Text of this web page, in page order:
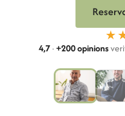
4,7·+200 opinions
Ressenya
en vídeo